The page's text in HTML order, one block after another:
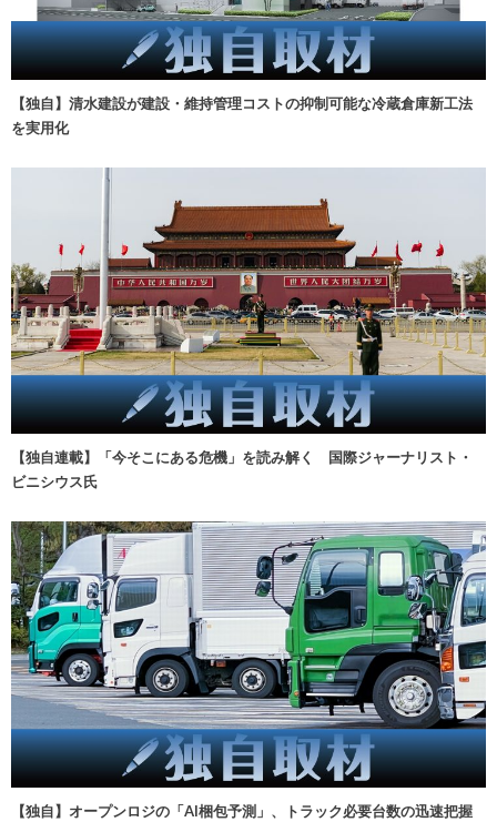
【独自】清水建設が建設・維持管理コストの抑制可能な冷蔵倉庫新工法
を実用化
【独自連載】「今そこにある危機」を読み解く 国際ジャーナリスト・
ビニシウス氏
【独自】オープンロジの「AI梱包予測」、トラック必要台数の迅速把握